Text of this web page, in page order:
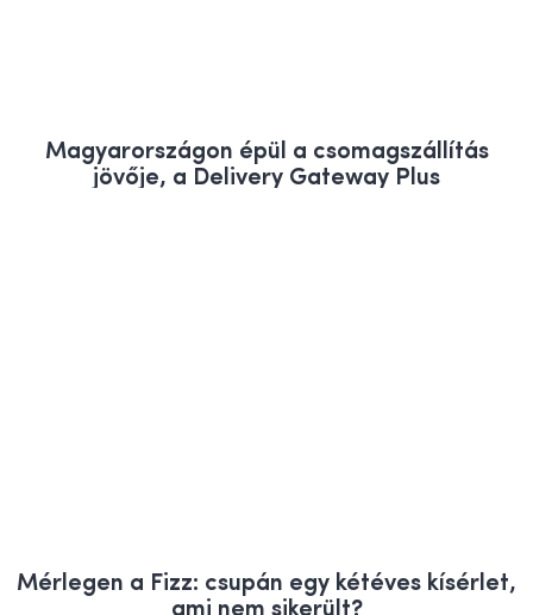
Magyarországon épül a csomagszállítás
jövője, a Delivery Gateway Plus
Mérlegen a Fizz: csupán egy kétéves kísérlet,
ami nem sikerült?